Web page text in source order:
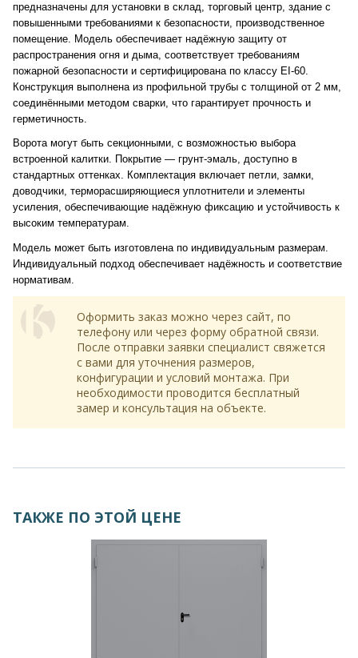
предназначены для установки в склад, торговый центр, здание с
повышенными требованиями к безопасности, производственное
помещение. Модель обеспечивает надёжную защиту от
распространения огня и дыма, соответствует требованиям
пожарной безопасности и сертифицирована по классу EI-60.
Конструкция выполнена из профильной трубы с толщиной от 2 мм,
соединёнными методом сварки, что гарантирует прочность и
герметичность.
Ворота могут быть секционными, с возможностью выбора
встроенной калитки. Покрытие — грунт-эмаль, доступно в
стандартных оттенках. Комплектация включает петли, замки,
доводчики, терморасширяющиеся уплотнители и элементы
усиления, обеспечивающие надёжную фиксацию и устойчивость к
высоким температурам.
Модель может быть изготовлена по индивидуальным размерам.
Индивидуальный подход обеспечивает надёжность и соответствие
нормативам.
Оформить заказ можно через сайт, по
телефону или через форму обратной связи.
После отправки заявки специалист свяжется
с вами для уточнения размеров,
конфигурации и условий монтажа. При
необходимости проводится бесплатный
замер и консультация на объекте.
ТАКЖЕ ПО ЭТОЙ ЦЕНЕ